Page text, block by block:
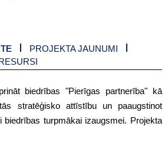
PROJEKTA JAUNUMI
biedrības "Pierīgas partnerība" kā
stratēģisko attīstību un paaugstinot
biedrības turpmākai izaugsmei. Projekta